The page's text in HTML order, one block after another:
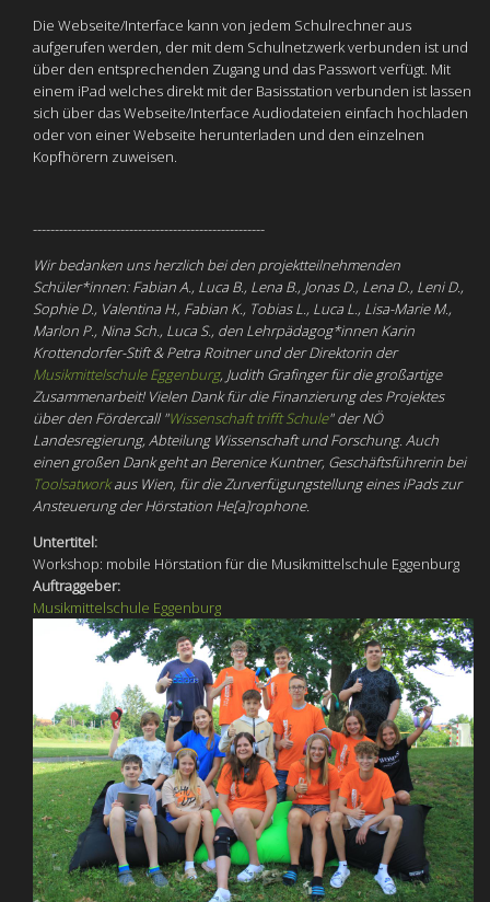
Die Webseite/Interface kann von jedem Schulrechner aus
aufgerufen werden, der mit dem Schulnetzwerk verbunden ist und
über den entsprechenden Zugang und das Passwort verfügt. Mit
einem iPad welches direkt mit der Basisstation verbunden ist lassen
sich über das Webseite/Interface Audiodateien einfach hochladen
oder von einer Webseite herunterladen und den einzelnen
Kopfhörern zuweisen.
-----------------------------------------------------
Wir bedanken uns herzlich bei den projektteilnehmenden
Schüler*innen: Fabian A., Luca B., Lena B., Jonas D., Lena D., Leni D.,
Sophie D., Valentina H., Fabian K., Tobias L., Luca L., Lisa-Marie M.,
Marlon P., Nina Sch., Luca S., den Lehrpädagog*innen Karin
Krottendorfer-Stift & Petra Roitner und der Direktorin der
Musikmittelschule Eggenburg, Judith Grafinger für die großartige
Zusammenarbeit! Vielen Dank für die Finanzierung des Projektes
über den Fördercall "Wissenschaft trifft Schule"der NÖ
Landesregierung, Abteilung Wissenschaft und Forschung. Auch
einen großen Dank geht an Berenice Kuntner, Geschäftsführerin bei
Toolsatworkaus Wien, für dieZurverfügungstellungeines iPads zur
Ansteuerung der Hörstation He[a]rophone.
Untertitel:
Workshop: mobile Hörstation für die Musikmittelschule Eggenburg
Auftraggeber:
Musikmittelschule Eggenburg